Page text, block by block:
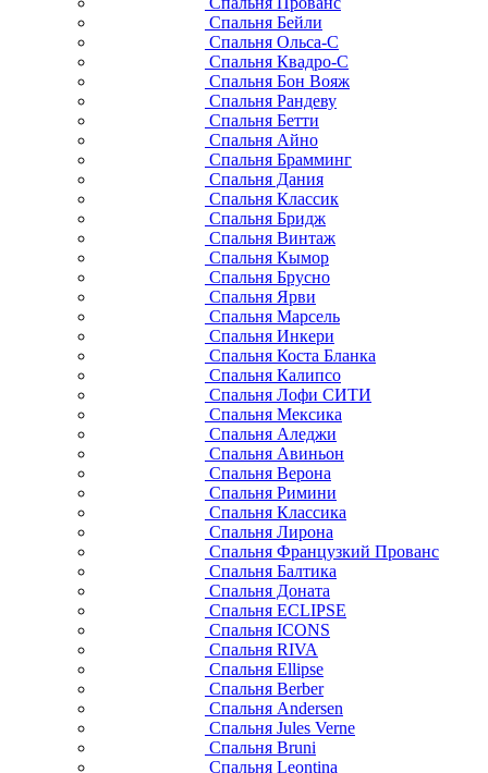
Спальня Бейли
Спальня Ольса-С
Спальня Квадро-С
Спальня Бон Вояж
Спальня Рандеву
Спальня Бетти
Спальня Айно
Спальня Брамминг
Спальня Дания
Спальня Классик
Спальня Бридж
Спальня Винтаж
Спальня Кымор
Спальня Брусно
Спальня Ярви
Спальня Марсель
Спальня Инкери
Спальня Коста Бланка
Спальня Калипсо
Спальня Лофи СИТИ
Спальня Мексика
Спальня Аледжи
Спальня Авиньон
Спальня Верона
Спальня Римини
Спальня Классика
Спальня Лирона
Спальня Французкий Прованс
Спальня Балтика
Спальня Доната
Спальня ECLIPSE
Спальня ICONS
Спальня RIVA
Спальня Ellipse
Спальня Berber
Спальня Andersen
Спальня Jules Verne
Спальня Bruni
Спальня Leontina